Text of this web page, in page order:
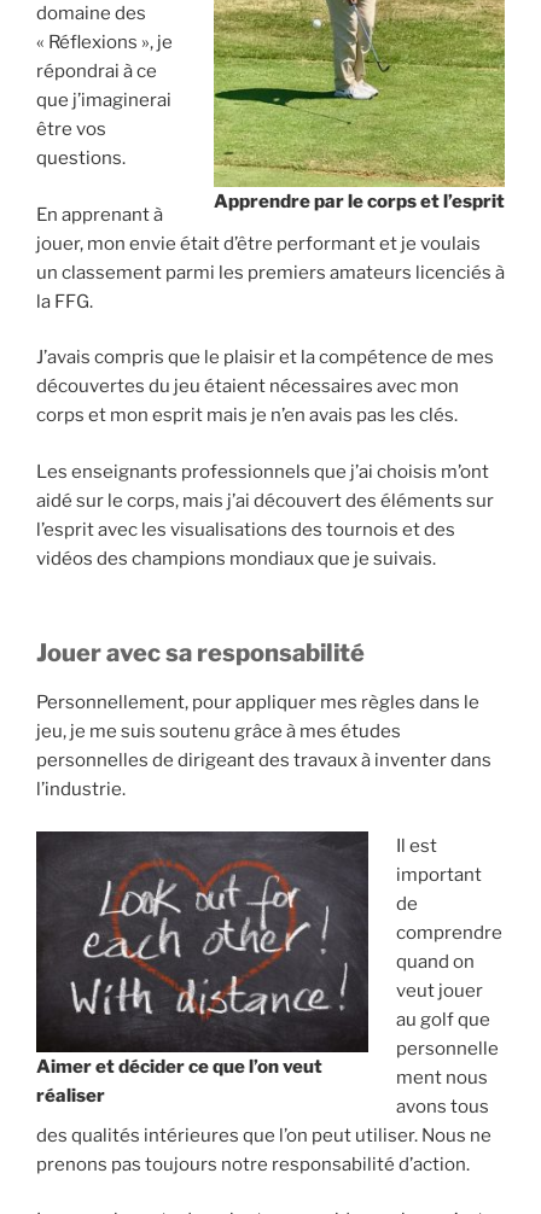
Apprendre par le corps et l’esprit
domaine des
« Réflexions », je
répondrai à ce
que j’imaginerai
être vos
questions.
En apprenant à
jouer, mon envie était d’être performant et je voulais
un classement parmi les premiers amateurs licenciés à
la FFG.
J’avais compris que le plaisir et la compétence de mes
découvertes du jeu étaient nécessaires avec mon
corps et mon esprit mais je n’en avais pas les clés.
Les enseignants professionnels que j’ai choisis m’ont
aidé sur le corps, mais j’ai découvert des éléments sur
l’esprit avec les visualisations des tournois et des
vidéos des champions mondiaux que je suivais.
Jouer avec sa responsabilité
Personnellement, pour appliquer mes règles dans le
jeu, je me suis soutenu grâce à mes études
personnelles de dirigeant des travaux à inventer dans
l’industrie.
Aimer et décider ce que l’on veut
réaliser
Il est
important
de
comprendre
quand on
veut jouer
au golf que
personnelle
ment nous
avons tous
des qualités intérieures que l’on peut utiliser. Nous ne
prenons pas toujours notre responsabilité d’action.